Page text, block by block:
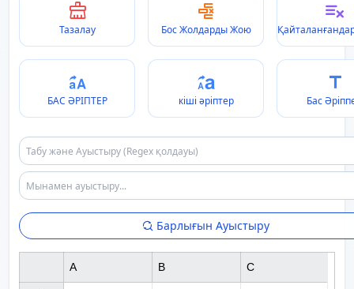
Тазалау Бос Жолдарды Жою
БАС ӘРІПТЕР кіші әріптер Бас
Барлығын Ауыстыру
A B C